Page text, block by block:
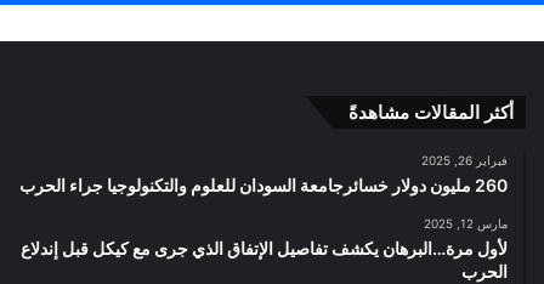
أكثر المقالات مشاهدةً
فبراير 26, 2025
260 مليون دولار خسائرجامعة السودان للعلوم والتكنولوجيا جراء الحرب
مارس 12, 2025
لأول مرة…البرهان يكشف تفاصيل الإتفاق الذي جرى مع كيكل قبل إندلاع
الحرب